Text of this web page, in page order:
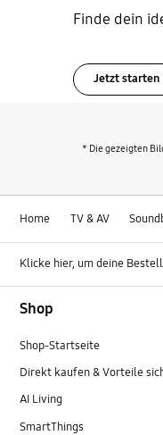
Finde dein
Jetzt starten
* Die gezeigten
Home TV & AV
Klicke hier, um deine
Shop
Shop-Startseite
Direkt kaufen & Vorteile
AI Living
SmartThings